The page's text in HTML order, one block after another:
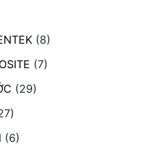
(8)
(7)
(29)
(6)